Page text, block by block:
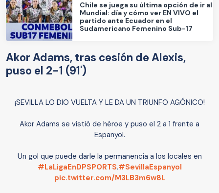
Chile se juega su última opción de ir al
Mundial: día y cómo ver EN VIVO el
partido ante Ecuador en el
Sudamericano Femenino Sub-17
Akor Adams, tras cesión de Alexis,
puso el 2-1 (91')
¡SEVILLA LO DIO VUELTA Y LE DA UN TRIUNFO AGÓNICO!
Akor Adams se vistió de héroe y puso el 2 a 1 frente a
Espanyol.
Un gol que puede darle la permanencia a los locales en
#LaLigaEnDPSPORTS.#SevillaEspanyol
pic.twitter.com/M3LB3m6w8L